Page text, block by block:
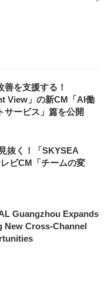
を支援する！
View」の新CM「AI働
サービス」篇を公開
抜く！「SKYSEA
ビCM「チームの変
Guangzhou Expands
New Cross-Channel